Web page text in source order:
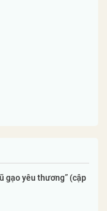
gạo yêu thương” (cập